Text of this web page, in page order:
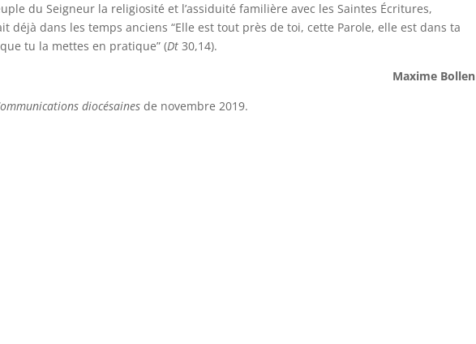
du Seigneur la religiosité et l’assiduité familière avec les Saintes Écritures,
déjà dans les temps anciens “Elle est tout près de toi, cette Parole, elle est dans ta
tu la mettes en pratique” (Dt 30,14).
Maxime Bollen
diocésaines de novembre 2019.